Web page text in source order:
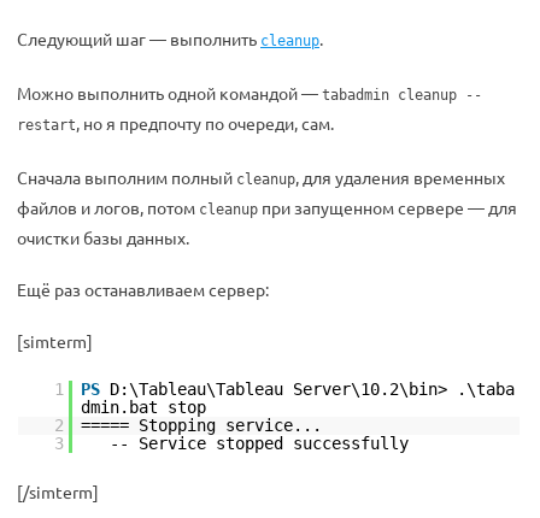
Следующий шаг — выполнить cleanup.
Можно выполнить одной командой — tabadmin cleanup --
restart, но я предпочту по очереди, сам.
Сначала выполним полный cleanup, для удаления временных
файлов и логов, потом cleanup при запущенном сервере — для
очистки базы данных.
Ещё раз останавливаем сервер:
[simterm]
1 PS D:\Tableau\Tableau Server\10.2\bin> .\taba
dmin.bat stop
2
===== Stopping service...
3
-- Service stopped successfully
[/simterm]